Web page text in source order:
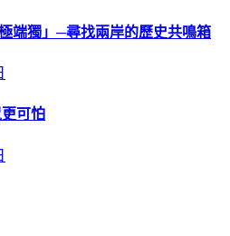
端獨」─尋找兩岸的歷史共鳴箱
可怕